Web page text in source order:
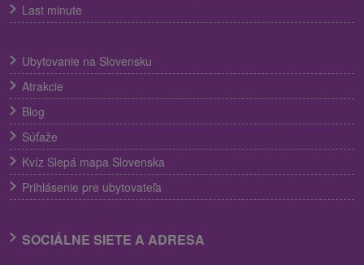
Last minute
Ubytovanie na Slovensku
Atrakcie
Blog
Súťaže
Kvíz Slepá mapa Slovenska
Prihlásenie pre ubytovateľa
SOCIÁLNE SIETE A ADRESA